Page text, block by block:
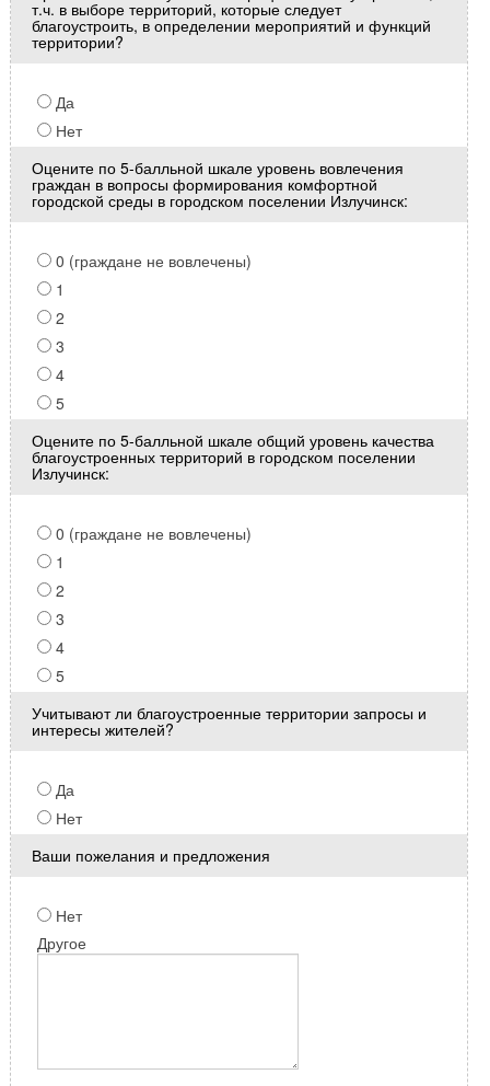
т.ч. в выборе территорий, которые следует
благоустроить, в определении мероприятий и функций
территории?
Да
Нет
Оцените по 5-балльной шкале уровень вовлечения
граждан в вопросы формирования комфортной
городской среды в городском поселении Излучинск:
0 (граждане не вовлечены)
1
2
3
4
5
Оцените по 5-балльной шкале общий уровень качества
благоустроенных территорий в городском поселении
Излучинск:
0 (граждане не вовлечены)
1
2
3
4
5
Учитывают ли благоустроенные территории запросы и
интересы жителей?
Да
Нет
Ваши пожелания и предложения
Нет
Другое